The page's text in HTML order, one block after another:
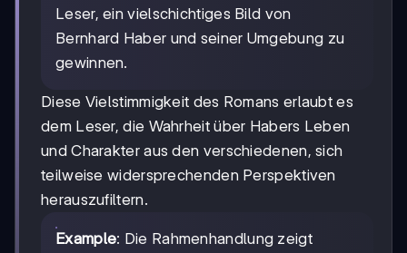
Leser, ein vielschichtiges Bild von
Bernhard Haber und seiner Umgebung zu
gewinnen.
Diese Vielstimmigkeit des Romans erlaubt es
dem Leser, die Wahrheit über Habers Leben
und Charakter aus den verschiedenen, sich
teilweise widersprechenden Perspektiven
herauszufiltern.
Example: Die Rahmenhandlung zeigt